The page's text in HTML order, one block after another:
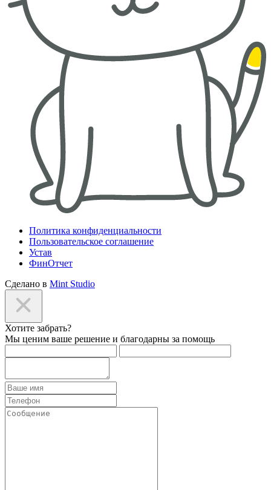
Политика конфиденциальности
Пользовательское соглашение
Устав
ФинОтчет
Сделано в Mint Studio
Хотите забрать?
Мы ценим ваше решение и благодарны за помощь